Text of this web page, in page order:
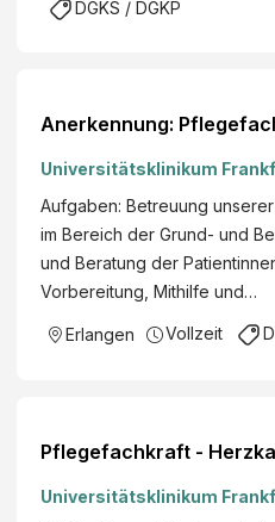
DGKS / DGKP
Anerkennung:
Universitätsklinikum
Aufgaben: Betreuung
im Bereich der Grund- und
und Beratung der
Vorbereitung, Mithilfe und…
Erlangen Vollzeit
Pflegefachkraft -
Universitätsklinikum